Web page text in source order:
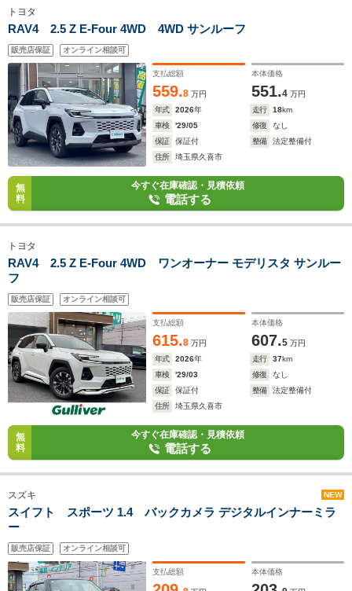
トヨタ
RAV4 2.5 Z E-Four 4WD 4WD サンルーフ
販売店保証 オンライン相談可
支払総額
559.8 万円
本体価格
551.4 万円
年式
2026年 走行 18km
車検
'29/05 修復
なし
保証
保証付 整備
法定整備付
住所
埼玉県久喜市
無
料
今すぐ在庫確認・見積依頼
電話する
トヨタ
RAV4 2.5 Z E-Four 4WD ワンオーナー モデリスタ サンルー
フ
販売店保証 オンライン相談可
支払総額
615.8 万円
本体価格
607.5 万円
年式
2026年 走行 37km
車検
'29/03 修復
なし
保証
保証付 整備
法定整備付
住所
埼玉県久喜市
無
料
今すぐ在庫確認・見積依頼
電話する
スズキ NEW
スイフト スポーツ 1.4 バックカメラ デジタルインナーミラ
ー
販売店保証 オンライン相談可
支払総額 本体価格